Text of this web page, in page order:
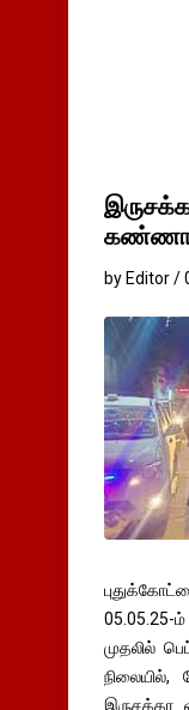
by Editor /
05.05.25-
முதலில்
நிலையில்,
இருசக்கர